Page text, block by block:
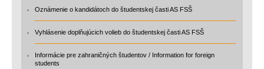
Oznámenie o kandidátoch do študentskej časti AS FSŠ
Vyhlásenie doplňujúcich volieb do študentskej časti AS FSŠ
Informácie pre zahraničných študentov / Information for foreign
students